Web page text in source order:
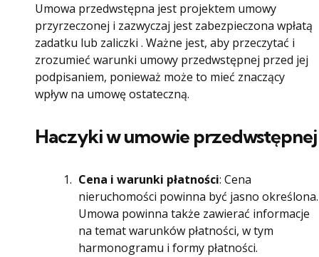
Umowa przedwstępna jest projektem umowy
przyrzeczonej i zazwyczaj jest zabezpieczona wpłatą
zadatku lub zaliczki . Ważne jest, aby przeczytać i
zrozumieć warunki umowy przedwstępnej przed jej
podpisaniem, ponieważ może to mieć znaczący
wpływ na umowę ostateczną.
Haczyki w umowie przedwstępnej
Cena i warunki płatności: Cena
nieruchomości powinna być jasno określona.
Umowa powinna także zawierać informacje
na temat warunków płatności, w tym
harmonogramu i formy płatności.